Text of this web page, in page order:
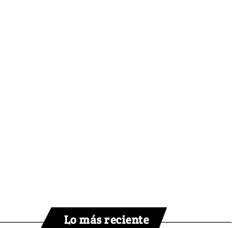
Lo más reciente